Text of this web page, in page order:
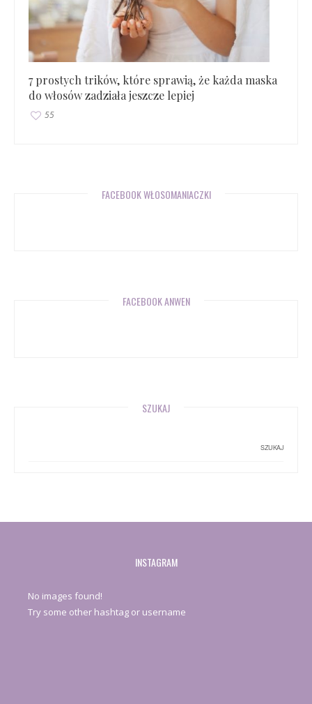
7 prostych trików, które sprawią, że każda maska
do włosów zadziała jeszcze lepiej
55
FACEBOOK WŁOSOMANIACZKI
FACEBOOK ANWEN
SZUKAJ
INSTAGRAM
No images found!
Try some other hashtag or username